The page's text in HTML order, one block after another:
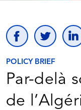
POLICY BRIEF
Par-delà
de